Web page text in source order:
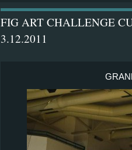
FIG ART CHALLENGE
3.12.2011